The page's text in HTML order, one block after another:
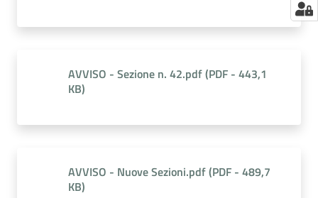
AVVISO - Sezione n. 42.pdf(PDF - 443,1
KB)
AVVISO - Nuove Sezioni.pdf(PDF - 489,7
KB)